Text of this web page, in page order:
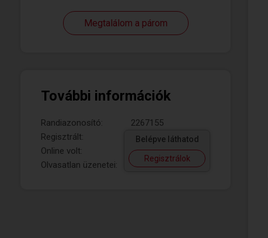
Megtalálom a párom
További információk
Randiazonosító:
2267155
Regisztrált:
Online volt:
Olvasatlan üzenetei:
Belépve láthatod
Regisztrálok